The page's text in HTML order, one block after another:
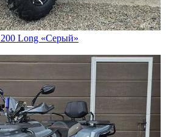
Long «Серый»